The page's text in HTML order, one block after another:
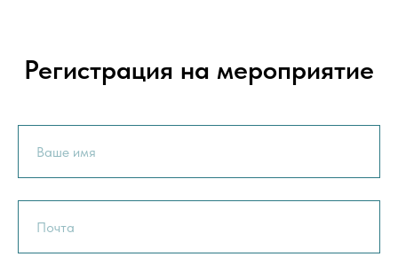
Регистрация на мероприятие